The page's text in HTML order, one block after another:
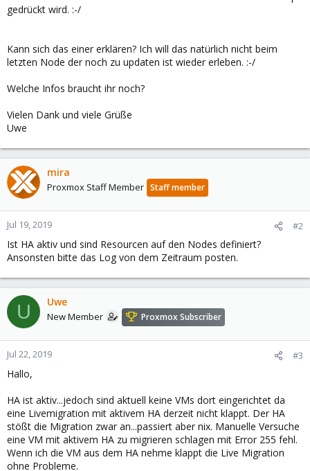
gedrückt wird. :-/
Kann sich das einer erklären? Ich will das natürlich nicht beim
letzten Node der noch zu updaten ist wieder erleben. :-/
Welche Infos braucht ihr noch?
Vielen Dank und viele Grüße
Uwe
mira
Proxmox Staff Member Staff member
Jul 19, 2019 #2
Ist HA aktiv und sind Resourcen auf den Nodes definiert?
Ansonsten bitte das Log von dem Zeitraum posten.
U Uwe
New Member Proxmox Subscriber
Jul 22, 2019 #3
Hallo,
HA ist aktiv...jedoch sind aktuell keine VMs dort eingerichtet da
eine Livemigration mit aktivem HA derzeit nicht klappt. Der HA
stößt die Migration zwar an...passiert aber nix. Manuelle Versuche
eine VM mit aktivem HA zu migrieren schlagen mit Error 255 fehl.
Wenn ich die VM aus dem HA nehme klappt die Live Migration
ohne Probleme.